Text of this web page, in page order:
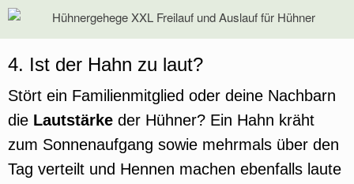
4. Ist der Hahn zu laut?
Stört ein Familienmitglied oder deine Nachbarn
die Lautstärke der Hühner? Ein Hahn kräht
zum Sonnenaufgang sowie mehrmals über den
Tag verteilt und Hennen machen ebenfalls laute